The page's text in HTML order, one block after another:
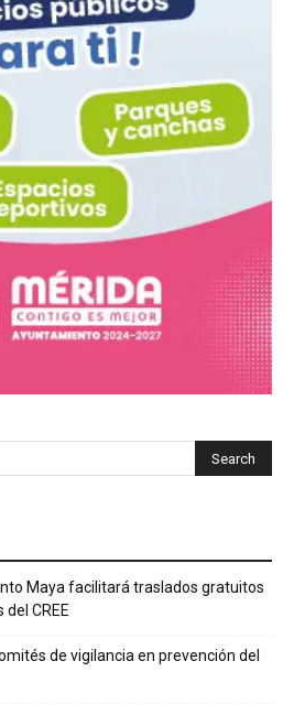
Maya facilitará traslados gratuitos
CREE
de vigilancia en prevención del